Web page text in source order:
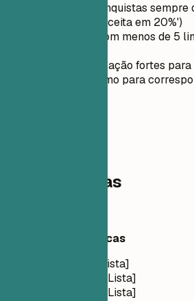
Quantifique conquistas
'Aumento de receita em 20%')
Mantenha-o com menos de 5
Use verbos de ação fortes
Adapte o resumo para
Competências
Habilidades Técnicas
Linguagens: [Lista]
Frameworks: [Lista]
Ferramentas: [Lista]